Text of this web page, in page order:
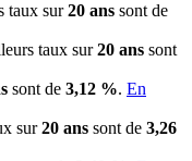
taux sur20 ans sont de
taux sur20 ans sont
sont de 3,12 %. En
sur20 ans sont de 3,26